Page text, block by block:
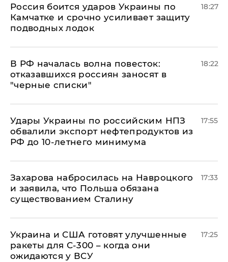
Россия боится ударов Украины по
Камчатке и срочно усиливает защиту
подводных лодок
18:27
​В РФ началась волна повесток:
отказавшихся россиян заносят в
"черные списки"
18:22
Удары Украины по российским НПЗ
обвалили экспорт нефтепродуктов из
РФ до 10-летнего минимума
17:55
​Захарова набросилась на Навроцкого
и заявила, что Польша обязана
существованием Сталину
17:33
Украина и США готовят улучшенные
ракеты для С-300 – когда они
ожидаются у ВСУ
17:25